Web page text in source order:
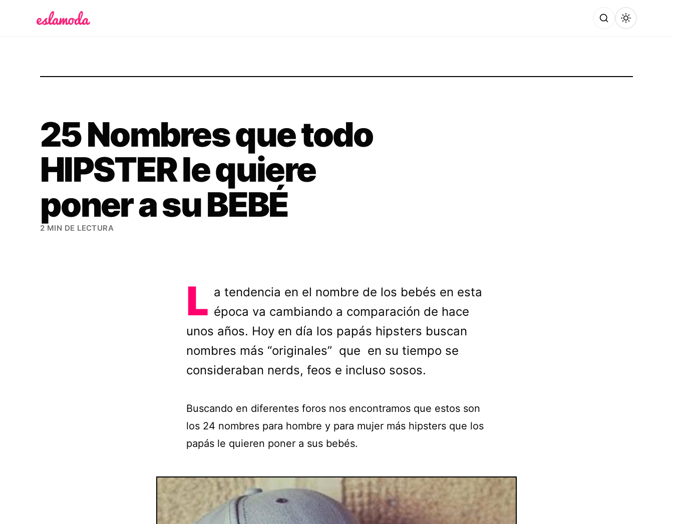
25 Nombres que todo
HIPSTER le quiere
poner a su BEBÉ
2 MIN DE LECTURA
L a tendencia en el nombre de los bebés en esta
época va cambiando a comparación de hace
unos años. Hoy en día los papás hipsters buscan
nombres más “originales” que en su tiempo se
consideraban nerds, feos e incluso sosos.
Buscando en diferentes foros nos encontramos que estos son
los 24 nombres para hombre y para mujer más hipsters que los
papás le quieren poner a sus bebés.